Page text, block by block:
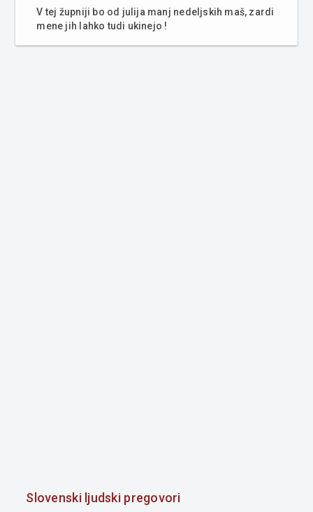
V tej župniji bo od julija manj nedeljskih maš, zardi
mene jih lahko tudi ukinejo !
Slovenski ljudski pregovori